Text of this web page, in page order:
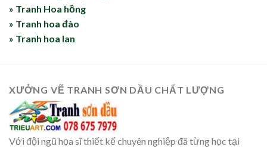
» Tranh Hoa hồng
» Tranh hoa đào
» Tranh hoa lan
XƯỞNG VẼ TRANH SƠN DẦU CHẤT LƯỢNG
Với đội ngũ họa sĩ thiết kế chuyên nghiệp đã từng học tại